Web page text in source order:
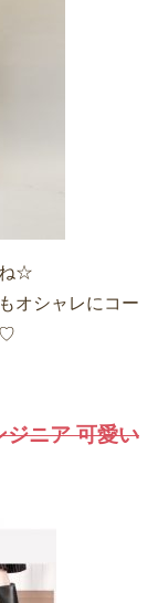
ね☆
オシャレにコー
♡
ジニア 可愛い